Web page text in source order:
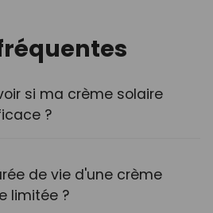
si ma crème solaire
?
de vie d'une crème
limitée ?